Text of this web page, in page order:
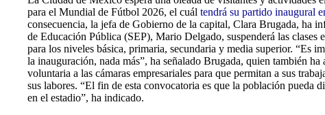
para el Mundial de Fútbol 2026, el cuál tendrá su partido inaugural
consecuencia, la jefa de Gobierno de la capital, Clara Brugada, ha
de Educación Pública (SEP), Mario Delgado, suspenderá las clases
para los niveles básica, primaria, secundaria y media superior. “Es
la inauguración, nada más”, ha señalado Brugada, quien también
voluntaria a las cámaras empresariales para que permitan a sus
sus labores. “El fin de esta convocatoria es que la población pueda
en el estadio”, ha indicado.